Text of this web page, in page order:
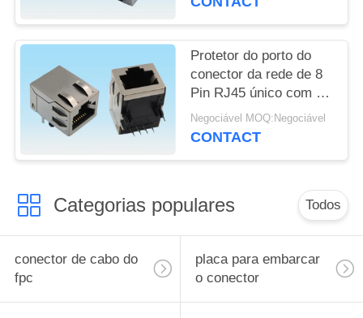
Protetor do porto do
conector da rede de 8
Pin RJ45 único com o
entalhe em ambos os
lados
Negociável MOQ:Negociável
CONTACT
Categorias populares Todos
conector de cabo do
fpc
placa para embarcar
o conector